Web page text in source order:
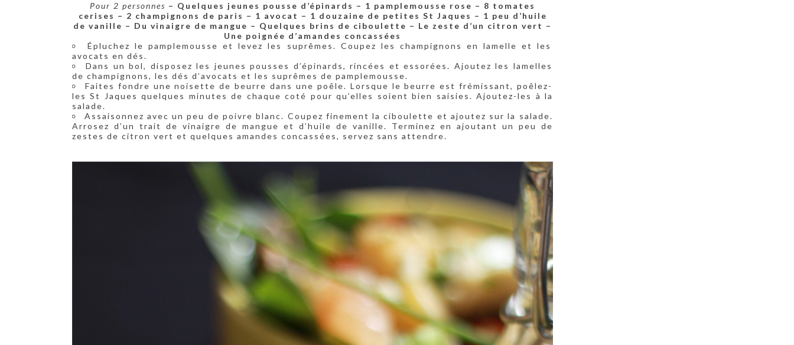
Pour 2 personnes – Quelques jeunes pousse d’épinards – 1 pamplemousse rose – 8 tomates
cerises – 2 champignons de paris – 1 avocat – 1 douzaine de petites St Jaques – 1 peu d’huile
de vanille – Du vinaigre de mangue – Quelques brins de ciboulette – Le zeste d’un citron vert –
Une poignée d’amandes concassées
Épluchez le pamplemousse et levez les suprêmes. Coupez les champignons en lamelle et les
avocats en dés.
Dans un bol, disposez les jeunes pousses d’épinards, rincées et essorées. Ajoutez les lamelles
de champignons, les dés d’avocats et les suprêmes de pamplemousse.
Faites fondre une noisette de beurre dans une poêle. Lorsque le beurre est frémissant, poêlez-
les St Jaques quelques minutes de chaque coté pour qu’elles soient bien saisies. Ajoutez-les à la
salade.
Assaisonnez avec un peu de poivre blanc. Coupez finement la ciboulette et ajoutez sur la salade.
Arrosez d’un trait de vinaigre de mangue et d’huile de vanille. Terminez en ajoutant un peu de
zestes de citron vert et quelques amandes concassées, servez sans attendre.